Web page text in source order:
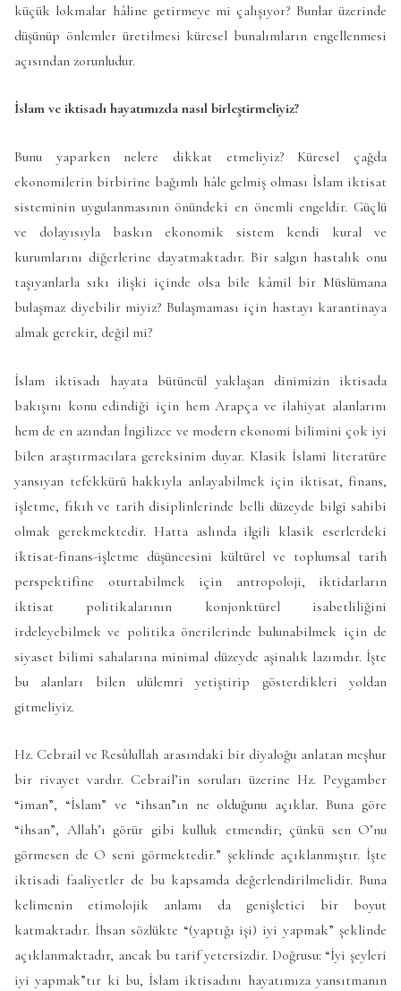
küçük lokmalar hâline getirmeye mi çalışıyor? Bunlar üzerinde
düşünüp önlemler üretilmesi küresel bunalımların engellenmesi
açısından zorunludur.
İslam ve iktisadı hayatımızda nasıl birleştirmeliyiz?
Bunu yaparken nelere dikkat etmeliyiz? Küresel çağda
ekonomilerin birbirine bağımlı hâle gelmiş olması İslam iktisat
sisteminin uygulanmasının önündeki en önemli engeldir. Güçlü
ve dolayısıyla baskın ekonomik sistem kendi kural ve
kurumlarını diğerlerine dayatmaktadır. Bir salgın hastalık onu
taşıyanlarla sıkı ilişki içinde olsa bile kâmil bir Müslümana
bulaşmaz diyebilir miyiz? Bulaşmaması için hastayı karantinaya
almak gerekir, değil mi?
İslam iktisadı hayata bütüncül yaklaşan dinimizin iktisada
bakışını konu edindiği için hem Arapça ve ilahiyat alanlarını
hem de en azından İngilizce ve modern ekonomi bilimini çok iyi
bilen araştırmacılara gereksinim duyar. Klasik İslami literatüre
yansıyan tefekkürü hakkıyla anlayabilmek için iktisat, finans,
işletme, fıkıh ve tarih disiplinlerinde belli düzeyde bilgi sahibi
olmak gerekmektedir. Hatta aslında ilgili klasik eserlerdeki
iktisat-finans-işletme düşüncesini kültürel ve toplumsal tarih
perspektifine oturtabilmek için antropoloji, iktidarların
iktisat politikalarının konjonktürel isabetliliğini
irdeleyebilmek ve politika önerilerinde bulunabilmek için de
siyaset bilimi sahalarına minimal düzeyde aşinalık lazımdır. İşte
bu alanları bilen ulülemri yetiştirip gösterdikleri yoldan
gitmeliyiz.
Hz. Cebrail ve Resûlullah arasındaki bir diyaloğu anlatan meşhur
bir rivayet vardır. Cebrail’in soruları üzerine Hz. Peygamber
“iman”, “İslam” ve “ihsan”ın ne olduğunu açıklar. Buna göre
“ihsan”, Allah’ı görür gibi kulluk etmendir; çünkü sen O’nu
görmesen de O seni görmektedir.” şeklinde açıklanmıştır. İşte
iktisadi faaliyetler de bu kapsamda değerlendirilmelidir. Buna
kelimenin etimolojik anlamı da genişletici bir boyut
katmaktadır. İhsan sözlükte “(yaptığı işi) iyi yapmak” şeklinde
açıklanmaktadır, ancak bu tarif yetersizdir. Doğrusu: “İyi şeyleri
iyi yapmak”tır ki bu, İslam iktisadını hayatımıza yansıtmanın